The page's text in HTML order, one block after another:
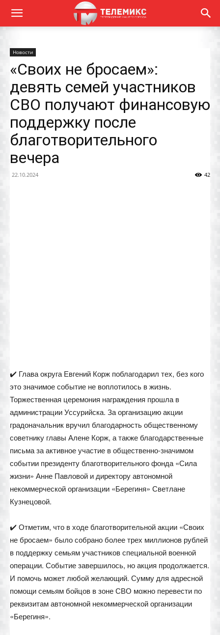
Новости
«Своих не бросаем»:
девять семей участников
СВО получают финансовую
поддержку после
благотворительного
вечера
22.10.2024 42
✔️ Глава округа Евгений Корж поблагодарил тех, без кого
это значимое событие не воплотилось в жизнь.
Торжественная церемония награждения прошла в
администрации Уссурийска. За организацию акции
градоначальник вручил благодарность общественному
советнику главы Алене Корж, а также благодарственные
письма за активное участие в общественно-значимом
событии президенту благотворительного фонда «Сила
жизни» Анне Павловой и директору автономной
некоммерческой организации «Берегиня» Светлане
Кузнецовой.
✔️ Отметим, что в ходе благотворительной акции «Своих
не бросаем» было собрано более трех миллионов рублей
в поддержку семьям участников специальной военной
операции. Событие завершилось, но акция продолжается.
И помочь может любой желающий. Сумму для адресной
помощи семьям бойцов в зоне СВО можно перевести по
реквизитам автономной некоммерческой организации
«Берегиня».